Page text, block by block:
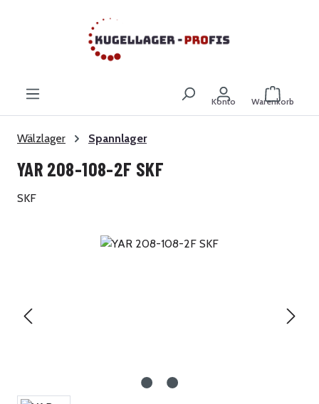
Zum Hauptinhalt springen
Konto Warenkorb
Wälzlager Spannlager
YAR 208-108-2F SKF
SKF
Bildergalerie überspringen